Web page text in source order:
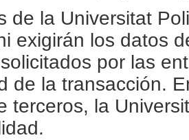
de la Universitat
exigirán los datos
por las
de la transacción.
terceros, la